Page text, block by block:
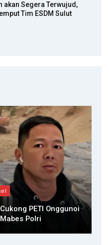
akan Segera Terwujud,
Tim ESDM Sulut
PETI Onggunoi
Polri